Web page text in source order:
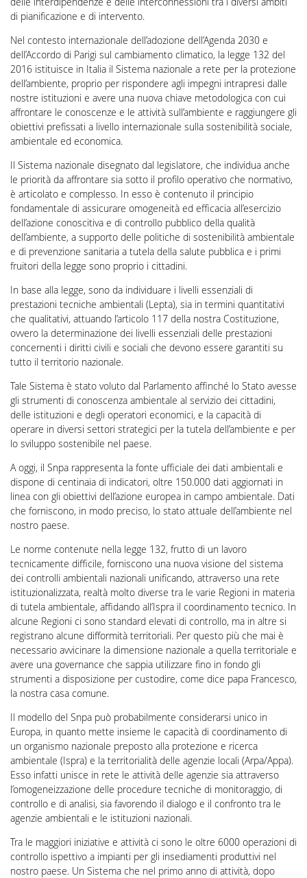
di pianificazione e di intervento.
Nel contesto internazionale dell’adozione dell’Agenda 2030 e
dell’Accordo di Parigi sul cambiamento climatico, la legge 132 del
2016 istituisce in Italia il Sistema nazionale a rete per la protezione
dell’ambiente, proprio per rispondere agli impegni intrapresi dalle
nostre istituzioni e avere una nuova chiave metodologica con cui
affrontare le conoscenze e le attività sull’ambiente e raggiungere gli
obiettivi prefissati a livello internazionale sulla sostenibilità sociale,
ambientale ed economica.
Il Sistema nazionale disegnato dal legislatore, che individua anche
le priorità da affrontare sia sotto il profilo operativo che normativo,
è articolato e complesso. In esso è contenuto il principio
fondamentale di assicurare omogeneità ed efficacia all’esercizio
dell’azione conoscitiva e di controllo pubblico della qualità
dell’ambiente, a supporto delle politiche di sostenibilità ambientale
e di prevenzione sanitaria a tutela della salute pubblica e i primi
fruitori della legge sono proprio i cittadini.
In base alla legge, sono da individuare i livelli essenziali di
prestazioni tecniche ambientali (Lepta), sia in termini quantitativi
che qualitativi, attuando l’articolo 117 della nostra Costituzione,
ovvero la determinazione dei livelli essenziali delle prestazioni
concernenti i diritti civili e sociali che devono essere garantiti su
tutto il territorio nazionale.
Tale Sistema è stato voluto dal Parlamento affinché lo Stato avesse
gli strumenti di conoscenza ambientale al servizio dei cittadini,
delle istituzioni e degli operatori economici, e la capacità di
operare in diversi settori strategici per la tutela dell’ambiente e per
lo sviluppo sostenibile nel paese.
A oggi, il Snpa rappresenta la fonte ufficiale dei dati ambientali e
dispone di centinaia di indicatori, oltre 150.000 dati aggiornati in
linea con gli obiettivi dell’azione europea in campo ambientale. Dati
che forniscono, in modo preciso, lo stato attuale dell’ambiente nel
nostro paese.
Le norme contenute nella legge 132, frutto di un lavoro
tecnicamente difficile, forniscono una nuova visione del sistema
dei controlli ambientali nazionali unificando, attraverso una rete
istituzionalizzata, realtà molto diverse tra le varie Regioni in materia
di tutela ambientale, affidando all’Ispra il coordinamento tecnico. In
alcune Regioni ci sono standard elevati di controllo, ma in altre si
registrano alcune difformità territoriali. Per questo più che mai è
necessario avvicinare la dimensione nazionale a quella territoriale e
avere una governance che sappia utilizzare fino in fondo gli
strumenti a disposizione per custodire, come dice papa Francesco,
la nostra casa comune.
Il modello del Snpa può probabilmente considerarsi unico in
Europa, in quanto mette insieme le capacità di coordinamento di
un organismo nazionale preposto alla protezione e ricerca
ambientale (Ispra) e la territorialità delle agenzie locali (Arpa/Appa).
Esso infatti unisce in rete le attività delle agenzie sia attraverso
l’omogeneizzazione delle procedure tecniche di monitoraggio, di
controllo e di analisi, sia favorendo il dialogo e il confronto tra le
agenzie ambientali e le istituzioni nazionali.
Tra le maggiori iniziative e attività ci sono le oltre 6000 operazioni di
controllo ispettivo a impianti per gli insediamenti produttivi nel
nostro paese. Un Sistema che nel primo anno di attività, dopo